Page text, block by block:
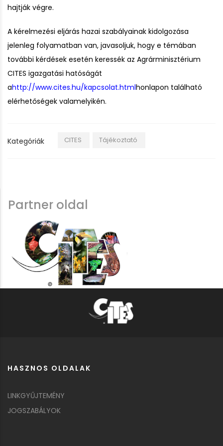
hajtják végre.
A kérelmezési eljárás hazai szabályainak kidolgozása
jelenleg folyamatban van, javasoljuk, hogy e témában
további kérdések esetén keressék az Agrárminisztérium
CITES igazgatási hatóságát
ahttp://www.cites.hu/kapcsolat.htmlhonlapon található
elérhetőségek valamelyikén.
Kategóriák CITES Tájékoztató
Partner oldal
HASZNOS OLDALAK
LINKGYŰJTEMÉNY
JOGSZABÁLYOK